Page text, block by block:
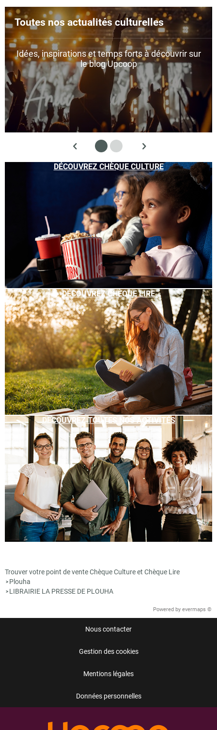
Toutes nos actualités culturelles
Idées, inspirations et temps forts à découvrir sur
le blog Upcoop
DÉCOUVREZ CHÈQUE CULTURE
DÉCOUVREZ CHÈQUE LIRE
DÉCOUVREZ TOUTES NOS ACTIVITÉS
Trouver votre point de vente Chèque Culture et Chèque Lire
> Plouha
> LIBRAIRIE LA PRESSE DE PLOUHA
Powered by evermaps ©
Nous contacter
Gestion des cookies
Mentions légales
Données personnelles